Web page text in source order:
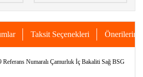
Taksit Seçenekleri Önerileriniz
Numaralı Çamurluk İç Bakaliti Sağ BSG